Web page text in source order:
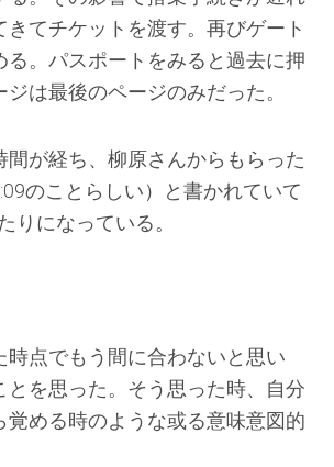
てチケットを渡す。再びゲート
。パスポートをみると過去に押
は最後のページのみだった。
が経ち、柳原さんからもらった
のことらしい）と書かれていて
りになっている。
点でもう間に合わないと思い
とを思った。そう思った時、自分
める時のような或る意味意図的